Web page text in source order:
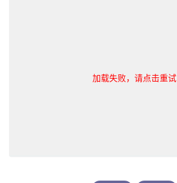
加载失败，请点击重试